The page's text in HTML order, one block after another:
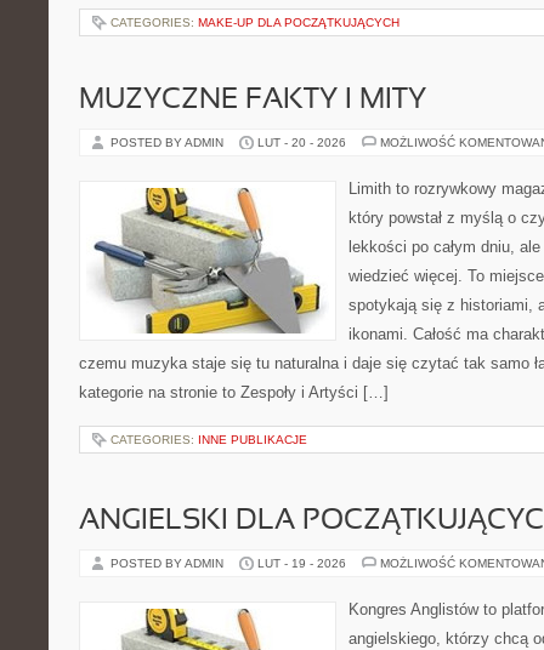
CATEGORIES: MAKE-UP DLA POCZĄTKUJĄCYCH
MUZYCZNE FAKTY I MITY
POSTED BY ADMIN LUT - 20 - 2026 MOŻLIWOŚĆ
Limith to rozrywkowy
który powstał z myślą o
lekkości po całym dniu,
wiedzieć więcej. To
spotykają się z historiami,
ikonami. Całość ma
czemu muzyka staje się tu naturalna i daje się czytać tak samo
kategorie na stronie to Zespoły i Artyści […]
CATEGORIES: INNE PUBLIKACJE
ANGIELSKI DLA
POSTED BY ADMIN LUT - 19 - 2026 MOŻLIWOŚĆ
Kongres Anglistów to
angielskiego, którzy chcą